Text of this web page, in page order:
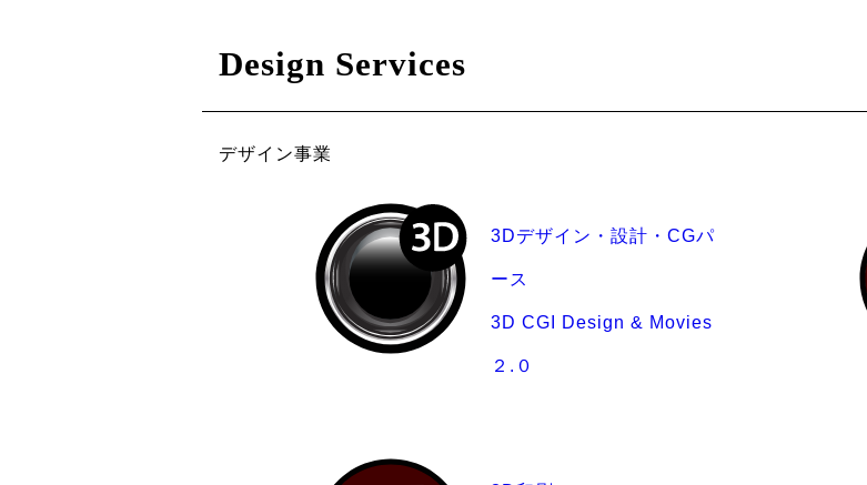
Design Services
デザイン事業
3Dデザイン・設計・CGパ
ース
3D CGI Design & Movies
２.０